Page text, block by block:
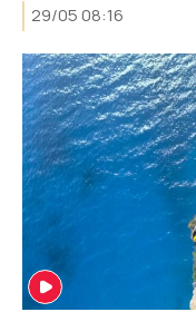
29/05 08:16